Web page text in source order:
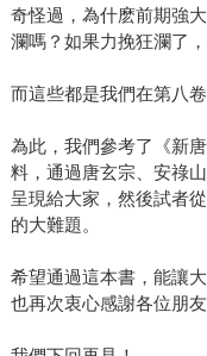
奇怪過，為什麽前期強
瀾嗎？如果力挽狂瀾了
而這些都是我們在第八
為此，我們參考了《新
料，通過唐玄宗、安祿
呈現給大家，然後試者
的大難題。
希望通過這本書，能讓
也再次衷心感謝各位朋友